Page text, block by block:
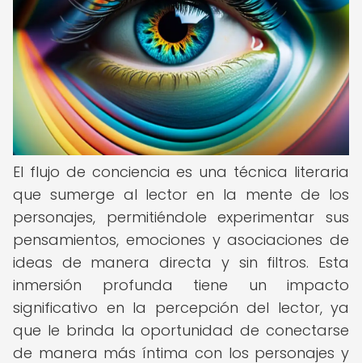
El flujo de conciencia es una técnica literaria
que sumerge al lector en la mente de los
personajes, permitiéndole experimentar sus
pensamientos, emociones y asociaciones de
ideas de manera directa y sin filtros. Esta
inmersión profunda tiene un impacto
significativo en la percepción del lector, ya
que le brinda la oportunidad de conectarse
de manera más íntima con los personajes y